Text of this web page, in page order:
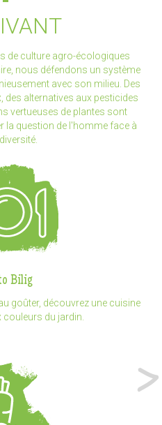
de culture agro-écologiques
nous défendons un système
avec son milieu. Des
des alternatives aux pesticides
vertueuses de plantes sont
la question de l'homme face à
Bilig
goûter, découvrez une cuisine
couleurs du jardin.